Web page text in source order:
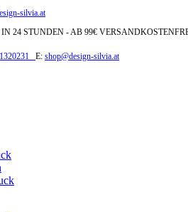
silvia.at
24 STUNDEN - AB 99€
E: shop@design-silvia.at